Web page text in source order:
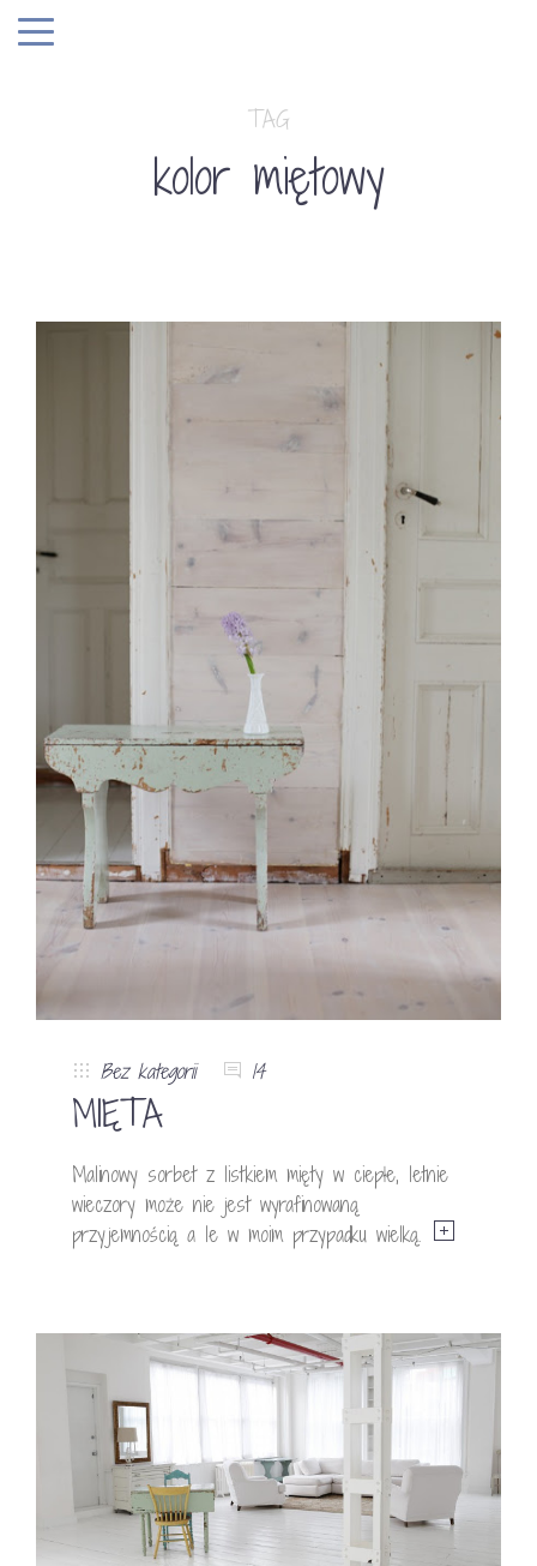
TAG
kolor miętowy
Bez kategorii 14
MIĘTA
Malinowy sorbet z listkiem mięty w ciepłe, letnie
wieczory może nie jest wyrafinowaną
przyjemnością a le w moim przypadku wielką.